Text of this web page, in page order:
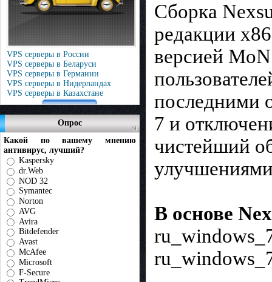
VPS серверы в России
VPS серверы в Беларуси
VPS серверы в Германии
VPS серверы в Нидерландах
VPS серверы в Казахстане
Опрос
Какой по вашему мнению
антивирус, лучший?
Kaspersky
dr.Web
NOD 32
Symantec
Norton
AVG
Avira
Bitdefender
Avast
McAfee
Microsoft
F-Secure
Сборка
редакции
версией
последними
7 и
чистейший
В основе